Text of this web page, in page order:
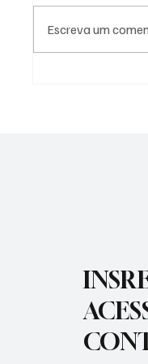
Escreva um